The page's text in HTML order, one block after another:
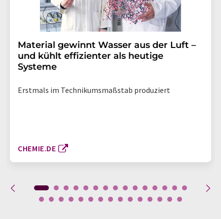
Material gewinnt Wasser aus der Luft –
und kühlt effizienter als heutige
Systeme
Erstmals im Technikumsmaßstab produziert
CHEMIE.DE